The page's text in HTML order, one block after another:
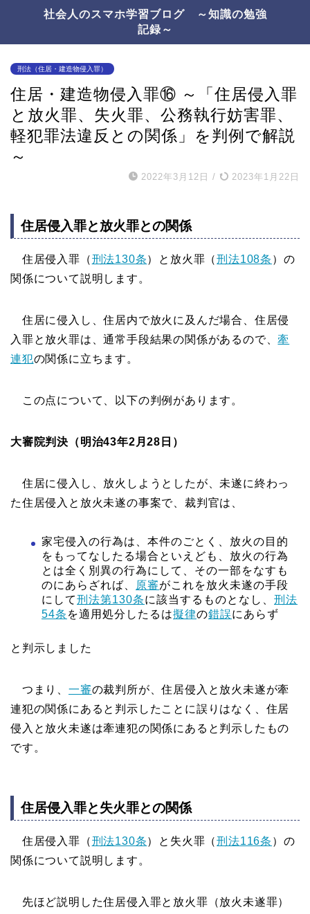
社会人のスマホ学習ブログ ～知識の勉強
記録～
刑法（住居・建造物侵入罪）
住居・建造物侵入罪⑯ ～「住居侵入罪
と放火罪、失火罪、公務執行妨害罪、
軽犯罪法違反との関係」を判例で解説
～
2022年3月12日 / 2023年1月22日
住居侵入罪と放火罪との関係
住居侵入罪（刑法130条）と放火罪（刑法108条 ）の
関係について説明します。
住居に侵入し、住居内で放火に及んだ場合、住居侵
入罪と放火罪は、通常手段結果の関係があるので、牽
連犯の関係に立ちます。
この点について、以下の判例があります。
大審院判決（明治43年2月28日）
住居に侵入し、放火しようとしたが、未遂に終わっ
た住居侵入と放火未遂の事案で、裁判官は、
家宅侵入の行為は、本件のごとく、放火の目的
をもってなしたる場合といえども、放火の行為
とは全く別異の行為にして、その一部をなすも
のにあらざれば、
原審がこれを放火未遂の手段
にして刑法第130条に該当するものとなし、 刑法
54条 を適用処分したるは擬律の錯誤にあらず
と判示しました
つまり、 一審の裁判所が、住居侵入と放火未遂が牽
連犯の関係にあると判示したことに誤りはなく、住居
侵入と放火未遂は牽連犯の関係にあると判示したもの
です。
住居侵入罪と失火罪との関係
住居侵入罪（刑法130条）と失火罪（刑法116条 ）の
関係について説明します。
先ほど説明した住居侵入罪と放火罪（放火未遂罪）